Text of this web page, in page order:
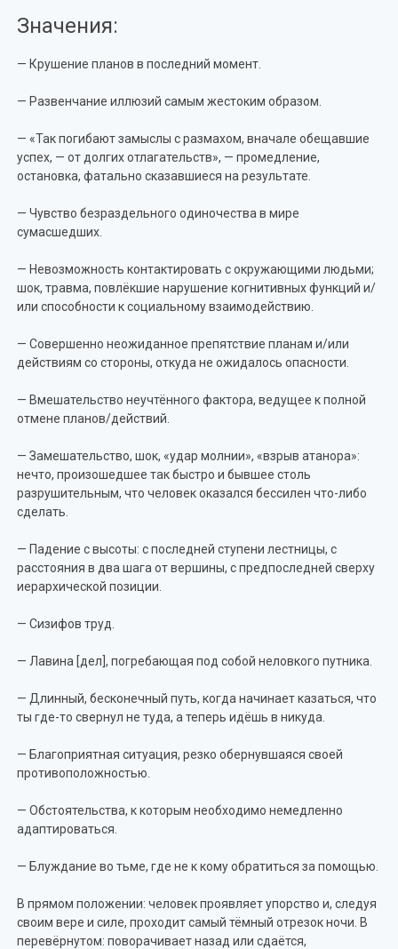
Значения:
— Крушение планов в последний момент.
— Развенчание иллюзий самым жестоким образом.
— «Так погибают замыслы с размахом, вначале обещавшие
успех, — от долгих отлагательств», — промедление,
остановка, фатально сказавшиеся на результате.
— Чувство безраздельного одиночества в мире
сумасшедших.
— Невозможность контактировать с окружающими людьми;
шок, травма, повлёкшие нарушение когнитивных функций и/
или способности к социальному взаимодействию.
— Совершенно неожиданное препятствие планам и/или
действиям со стороны, откуда не ожидалось опасности.
— Вмешательство неучтённого фактора, ведущее к полной
отмене планов/действий.
— Замешательство, шок, «удар молнии», «взрыв атанора»:
нечто, произошедшее так быстро и бывшее столь
разрушительным, что человек оказался бессилен что-либо
сделать.
— Падение с высоты: с последней ступени лестницы, с
расстояния в два шага от вершины, с предпоследней сверху
иерархической позиции.
— Сизифов труд.
— Лавина [дел], погребающая под собой неловкого путника.
— Длинный, бесконечный путь, когда начинает казаться, что
ты где-то свернул не туда, а теперь идёшь в никуда.
— Благоприятная ситуация, резко обернувшаяся своей
противоположностью.
— Обстоятельства, к которым необходимо немедленно
адаптироваться.
— Блуждание во тьме, где не к кому обратиться за помощью.
В прямом положении: человек проявляет упорство и, следуя
своим вере и силе, проходит самый тёмный отрезок ночи. В
перевёрнутом: поворачивает назад или сдаётся,